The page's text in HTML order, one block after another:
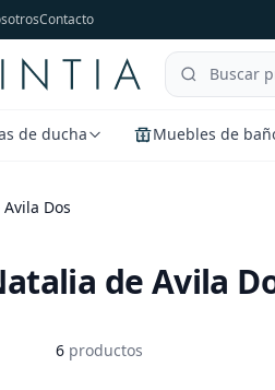
Contacto
de ducha Muebles de
Dos
de Avila
6 productos